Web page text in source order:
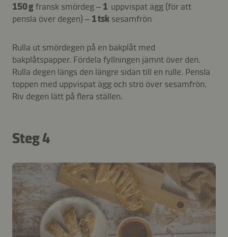
150 gfransk smördeg – 1 uppvispat ägg (för att
pensla över degen) – 1 tsk sesamfrön
Rulla ut smördegen på en bakplåt med
bakplåtspapper. Fördela fyllningen jämnt över den.
Rulla degen längs den längre sidan till en rulle. Pensla
toppen med uppvispat ägg och strö över sesamfrön.
Riv degen lätt på flera ställen.
Steg 4